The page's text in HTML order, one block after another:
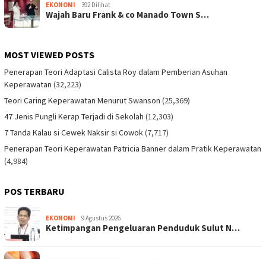
EKONOMI 392 Dilihat
Wajah Baru Frank & co Manado Town S…
MOST VIEWED POSTS
Penerapan Teori Adaptasi Calista Roy dalam Pemberian Asuhan
Keperawatan (32,223)
Teori Caring Keperawatan Menurut Swanson (25,369)
47 Jenis Pungli Kerap Terjadi di Sekolah (12,303)
7 Tanda Kalau si Cewek Naksir si Cowok(7,717)
Penerapan Teori Keperawatan Patricia Banner dalam Pratik Keperawatan
(4,984)
POS TERBARU
EKONOMI 9 Agustus 2026
Ketimpangan Pengeluaran Penduduk Sulut N…